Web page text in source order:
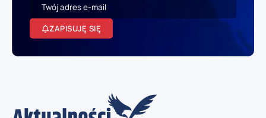
ZAPISUJĘ SIĘ